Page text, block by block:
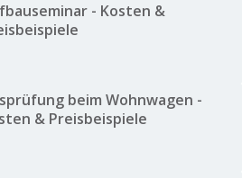
- Kosten &
beim Wohnwagen -
& Preisbeispiele